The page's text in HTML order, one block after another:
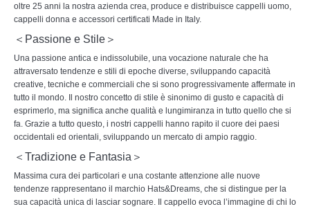
oltre 25 anni la nostra azienda crea, produce e distribuisce cappelli uomo,
cappelli donna e accessori certificati Made in Italy.
＜Passione e Stile＞
Una passione antica e indissolubile, una vocazione naturale che ha
attraversato tendenze e stili di epoche diverse, sviluppando capacità
creative, tecniche e commerciali che si sono progressivamente affermate in
tutto il mondo. Il nostro concetto di stile è sinonimo di gusto e capacità di
esprimerlo, ma significa anche qualità e lungimiranza in tutto quello che si
fa. Grazie a tutto questo, i nostri cappelli hanno rapito il cuore dei paesi
occidentali ed orientali, sviluppando un mercato di ampio raggio.
＜Tradizione e Fantasia＞
Massima cura dei particolari e una costante attenzione alle nuove
tendenze rappresentano il marchio Hats&Dreams, che si distingue per la
sua capacità unica di lasciar sognare. Il cappello evoca l’immagine di chi lo